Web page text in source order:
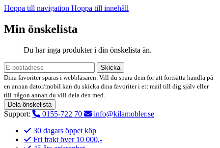
Hoppa till navigation Hoppa till innehåll
Min önskelista
Du har inga produkter i din önskelista än.
Skicka
Dina favoriter sparas i webbläsaren. Vill du spara dem för att fortsätta handla på
en annan dator/mobil kan du skicka dina favoriter i ett mail till dig själv eller
till någon annan du vill dela den med.
Dela önskelista
Support: 0155-722 70
info@kilamobler.se
30 dagars öppet köp
Fri frakt över 10 000,-